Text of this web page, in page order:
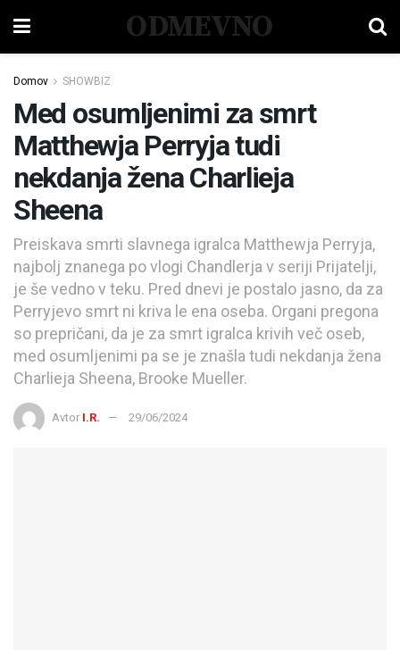
ODMEVNO
Domov SHOWBIZ
Med osumljenimi za smrt
Matthewja Perryja tudi
nekdanja žena Charlieja
Sheena
Preiskava smrti slavnega igralca Matthewja Perryja,
najbolj znanega po vlogi Chandlerja v seriji Prijatelji,
je še vedno v teku. Pred dnevi je postalo jasno, da za
Perryjevo smrt ni kriva le ena oseba. Organi pregona
so prepričani, da je za smrt igralca krivih več oseb,
med osumljenimi pa se je znašla tudi nekdanja žena
Charlieja Sheena, Brooke Mueller.
Avtor I.R. 29/06/2024